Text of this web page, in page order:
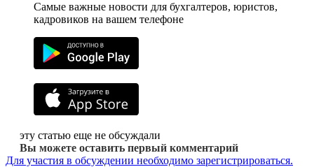
Самые важные новости для бухгалтеров, юристов,
кадровиков на вашем телефоне
эту статью еще не обсуждали
Вы можете оставить первый комментарий
Для участия в обсуждении необходимо зарегистрироваться.